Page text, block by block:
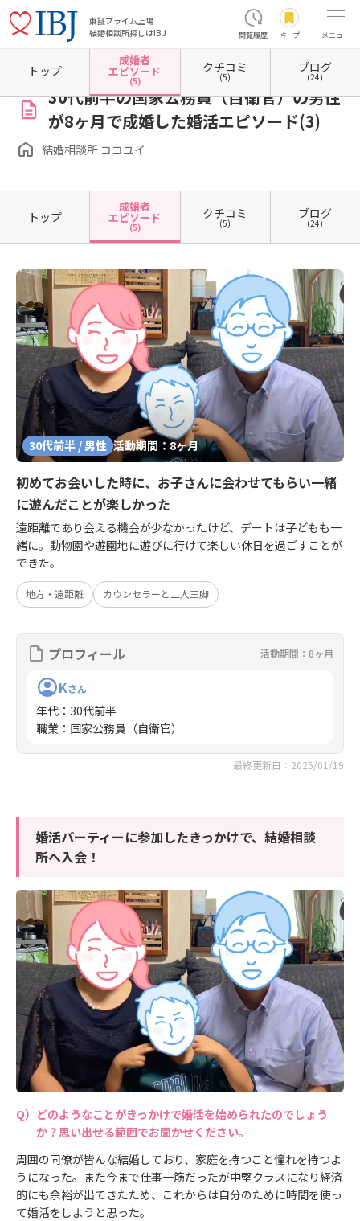
東証プライム上場
結婚相談所探しはIBJ
閲覧履歴 キープ メニュー
ホーム 沖縄県の結婚相談所 沖縄県宜野湾市 結婚相談所 ココユイ 成婚者エピソード
30代前半の国家公務員（自衛官）の男性
が8ヶ月で成婚した婚活エピソード(3)
結婚相談所 ココユイ
トップ
成婚者
エピソード
(5)
クチコミ
(5)
ブログ
(24)
トップ
成婚者
エピソード
(5)
クチコミ
(5)
ブログ
(24)
30代前半 / 男性 活動期間：8ヶ月
初めてお会いした時に、お子さんに会わせてもらい一緒
に遊んだことが楽しかった
遠距離であり会える機会が少なかったけど、デートは子どもも一
緒に。動物園や遊園地に遊びに行けて楽しい休日を過ごすことが
できた。
地方・遠距離 カウンセラーと二人三脚
プロフィール 活動期間：8ヶ月
Kさん
年代 ： 30代前半
職業 ： 国家公務員（自衛官）
最終更新日：2026/01/19
婚活パーティーに参加したきっかけで、結婚相談
所へ入会！
どのようなことがきっかけで婚活を始められたのでしょう
か？思い出せる範囲でお聞かせください。
周囲の同僚が皆んな結婚しており、家庭を持つこと憧れを持つよ
うになった。また今まで仕事一筋だったが中堅クラスになり経済
的にも余裕が出てきたため、これからは自分のために時間を使っ
て婚活をしようと思った。